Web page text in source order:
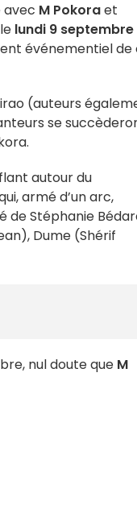
avec M Pokoraet
lundi 9 septembre
événementiel de
(auteurs
se
autour du
armé d’un arc,
de Stéphanie
Dume (Shérif
nul doute que M